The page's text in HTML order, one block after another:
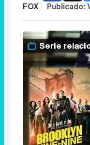
FOX | Publicado:
Serie